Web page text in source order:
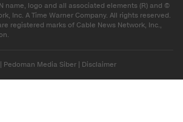
name, logo and all associated elements (R) and ©
Inc. A Time Warner Company. All rights reserved.
registered marks of Cable News Network, Inc.,
| Pedoman Media Siber | Disclaimer